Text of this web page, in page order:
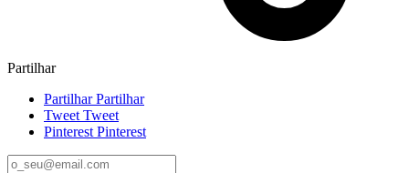
Partilhar
PartilharPartilhar
Tweet Tweet
Pinterest Pinterest